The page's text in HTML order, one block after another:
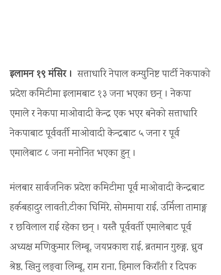
इलामन १९ मंसिर । सत्ताधारि नेपाल कम्युनिष्ट पार्टी नेकपाको
प्रदेश कमिटीमा इलामबाट १३ जना भएका छन् । नेकपा
एमाले र नेकपा माओवादी केन्द्र एक भएर बनेको सत्ताधारि
नेकपाबाट पूर्ववर्ती माओवादी केन्द्रबाट ५ जना र पूर्व
एमालेबाट ८ जना मनोनित भएका हुन् ।
मंलबार सार्वजनिक प्रदेश कमिटीमा पूर्व माओवादी केन्द्रबाट
हर्कबहादुर लावती,टीका घिमिरे, सोममाया राई, उर्मिला तामाङ्ग
र छविलाल राई रहेका छन् । यस्तै पूर्ववर्ती एमालेबाट पूर्व
अध्यक्ष मणिकुमार लिम्बू, जयप्रकाश राई, ब्रतमान गुरुङ्ग, ध्रुव
श्रेष्ठ, खिनु लङ्वा लिम्बू, राम राना, हिमाल किराँती र दिपक